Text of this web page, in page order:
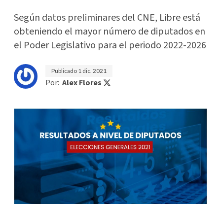
Según datos preliminares del CNE, Libre está
obteniendo el mayor número de diputados en
el Poder Legislativo para el periodo 2022-2026
Publicado 1 dic. 2021
Por: Alex Flores